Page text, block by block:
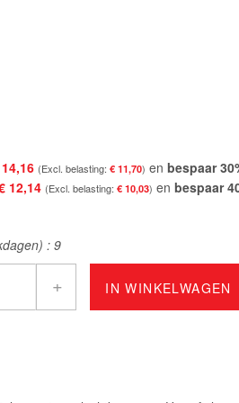
€ 11,70 en bespaar30
12,14 € 10,03 en bespaar
:9
+ IN WINKELWAGEN